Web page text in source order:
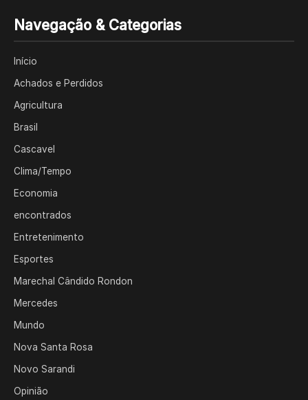
Navegação & Categorias
Início
Achados e Perdidos
Agricultura
Brasil
Cascavel
Clima/Tempo
Economia
encontrados
Entretenimento
Esportes
Marechal Cândido Rondon
Mercedes
Mundo
Nova Santa Rosa
Novo Sarandi
Opinião